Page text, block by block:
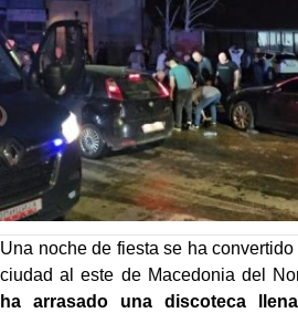
Una noche de fiesta se ha
ciudad al este de Macedonia del
ha arrasado una discoteca